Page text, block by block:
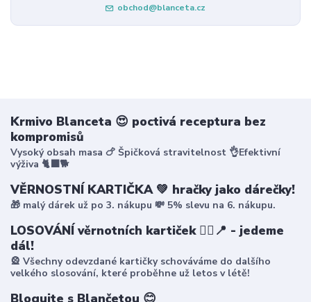
obchod@blanceta.cz
Krmivo Blanceta 😍 poctivá receptura bez
kompromisů
Vysoký obsah masa 🍗 Špičková stravitelnost 👌Efektivní
výživa 🐈‍⬛🐕
VĚRNOSTNÍ KARTIČKA 💚 hračky jako dárečky!
🎁 malý dárek už po 3. nákupu 💸 5% slevu na 6. nákupu.
LOSOVÁNÍ věrnotních kartiček 🤸‍♀️📍 - jedeme
dál!
🎡 Všechny odevzdané kartičky schováváme do dalšího
velkého slosování, které proběhne už letos v létě!